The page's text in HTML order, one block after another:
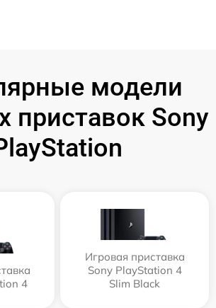
модели
приставок Sony
4
Игровая приставка
Sony PlayStation 4
Slim Black